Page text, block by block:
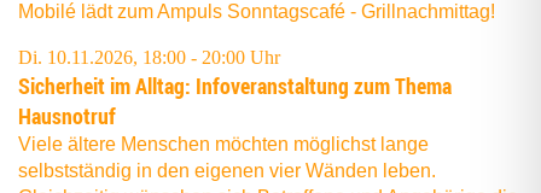
Mobilé lädt zum Ampuls Sonntagscafé - Grillnachmittag!
Di. 10.11.2026, 18:00 - 20:00 Uhr
Sicher­heit im All­tag: Info­ver­an­stal­tung zum The­ma
Hausnotruf
Viele ältere Menschen möchten möglichst lange
selbstständig in den eigenen vier Wänden leben.